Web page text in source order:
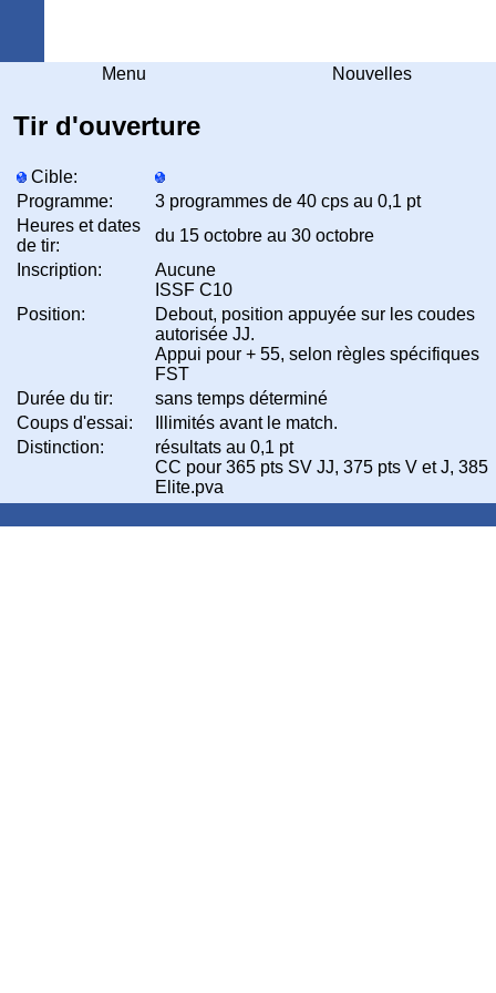
Menu Nouvelles
Tir d'ouverture
Cible:
Programme:
3 programmes de 40 cps au 0,1 pt
Heures et dates
de tir:
du 15 octobre au 30 octobre
Inscription:
Aucune
ISSF C10
Position:
Debout, position appuyée sur les coudes
autorisée JJ.
Appui pour + 55, selon règles spécifiques
FST
Durée du tir:
sans temps déterminé
Coups d'essai:
Illimités avant le match.
Distinction:
résultats au 0,1 pt
CC pour 365 pts SV JJ, 375 pts V et J, 385
Elite.pva